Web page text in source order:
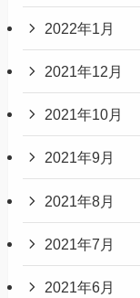
2022年1月
2021年12月
2021年10月
2021年9月
2021年8月
2021年7月
2021年6月